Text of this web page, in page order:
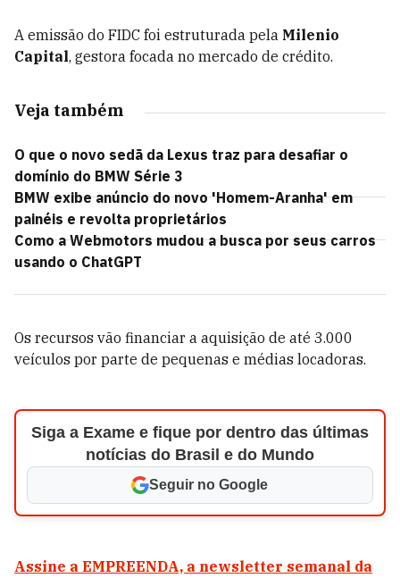
A emissão do FIDC foi estruturada pela Milenio
Capital, gestora focada no mercado de crédito.
Veja também
O que o novo sedã da Lexus traz para desafiar o
domínio do BMW Série 3
BMW exibe anúncio do novo 'Homem-Aranha' em
painéis e revolta proprietários
Como a Webmotors mudou a busca por seus carros
usando o ChatGPT
Os recursos vão financiar a aquisição de até 3.000
veículos por parte de pequenas e médias locadoras.
Siga a Exame e fique por dentro das últimas
notícias do Brasil e do Mundo
Seguir no Google
Assine a EMPREENDA, a newsletter semanal da